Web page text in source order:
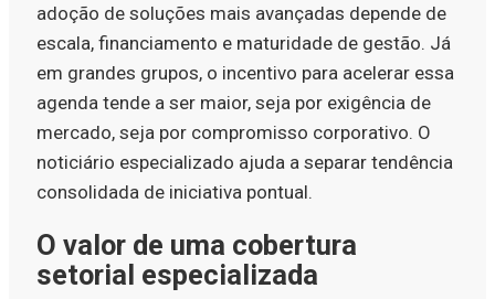
adoção de soluções mais avançadas depende de
escala, financiamento e maturidade de gestão. Já
em grandes grupos, o incentivo para acelerar essa
agenda tende a ser maior, seja por exigência de
mercado, seja por compromisso corporativo. O
noticiário especializado ajuda a separar tendência
consolidada de iniciativa pontual.
O valor de uma cobertura
setorial especializada